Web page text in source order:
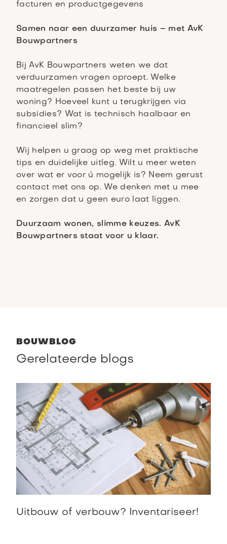
facturen en productgegevens
Samen naar een duurzamer huis – met AvK
Bouwpartners
Bij AvK Bouwpartners weten we dat
verduurzamen vragen oproept. Welke
maatregelen passen het beste bij uw
woning? Hoeveel kunt u terugkrijgen via
subsidies? Wat is technisch haalbaar en
financieel slim?
Wij helpen u graag op weg met praktische
tips en duidelijke uitleg. Wilt u meer weten
over wat er voor ú mogelijk is? Neem gerust
contact met ons op. We denken met u mee
en zorgen dat u geen euro laat liggen.
Duurzaam wonen, slimme keuzes. AvK
Bouwpartners staat voor u klaar.
BOUWBLOG
Gerelateerde blogs
Uitbouw of verbouw? Inventariseer!